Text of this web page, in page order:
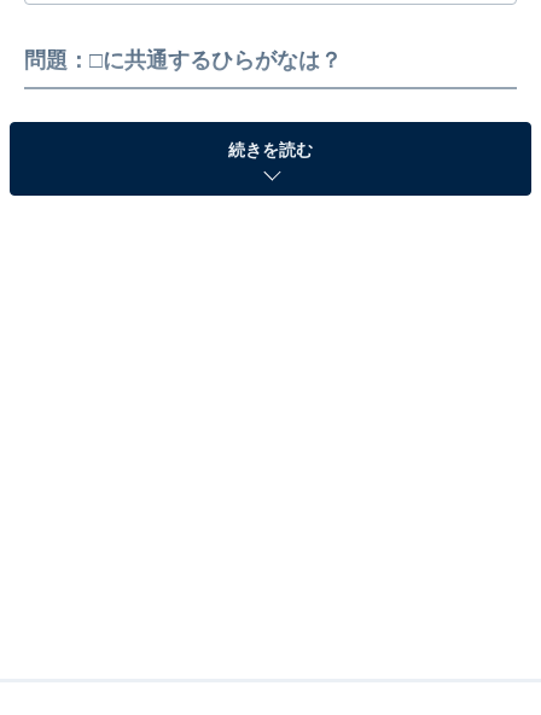
問題：□に共通するひらがなは？
続きを読む